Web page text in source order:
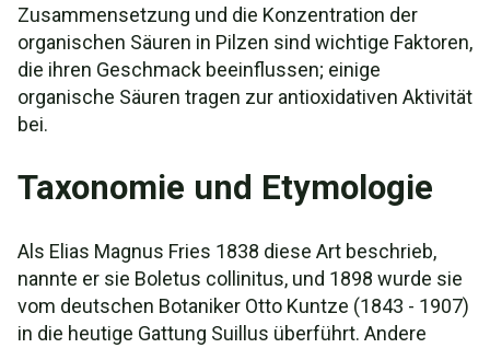
Zusammensetzung und die Konzentration der
organischen Säuren in Pilzen sind wichtige Faktoren,
die ihren Geschmack beeinflussen; einige
organische Säuren tragen zur antioxidativen Aktivität
bei.
Taxonomie und Etymologie
Als Elias Magnus Fries 1838 diese Art beschrieb,
nannte er sie Boletus collinitus, und 1898 wurde sie
vom deutschen Botaniker Otto Kuntze (1843 - 1907)
in die heutige Gattung Suillus überführt. Andere